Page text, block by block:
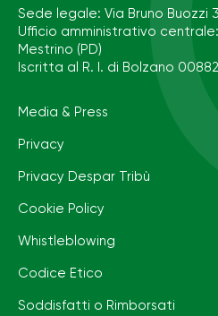
Sede legale: Via Bruno Buozzi
Ufficio amministrativo
Mestrino (PD)
Iscritta al R. I. di Bolzano
Media & Press
Privacy
Privacy Despar Tribù
Cookie Policy
Whistleblowing
Codice Etico
Soddisfatti o Rimborsati